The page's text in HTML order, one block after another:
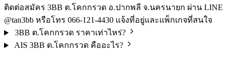
ติดต่อสมัคร 3BB ต.โคกกรวด อ.ปากพลี จ.นครนายก ผ่าน LINE
@tan3bb หรือโทร 066-121-4430 แจ้งที่อยู่และแพ็กเกจที่สนใจ
3BB ต.โคกกรวด ราคาเท่าไหร่?
AIS 3BB ต.โคกกรวด คืออะไร?